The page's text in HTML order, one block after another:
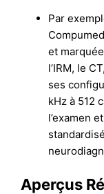
Par
et
l’IRM, le
ses
kHz à 512
l’examen
Aperçus